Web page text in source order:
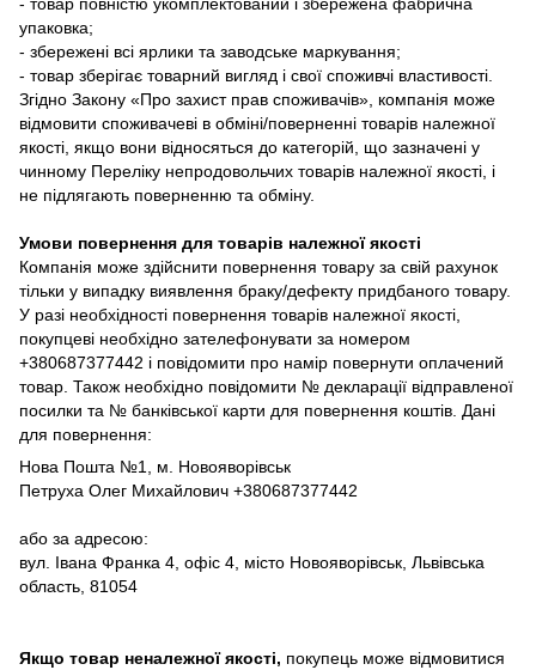
упаковка;
- збережені всі ярлики та заводське маркування;
- товар зберігає товарний вигляд і свої споживчі властивості.
Згідно Закону «Про захист прав споживачів», компанія може
відмовити споживачеві в обміні/поверненні товарів належної
якості, якщо вони відносяться до категорій, що зазначені у
чинному Переліку непродовольчих товарів належної якості, і
не підлягають поверненню та обміну.
Умови повернення для товарів належної якості
Компанія може здійснити повернення товару за свій рахунок
тільки у випадку виявлення браку/дефекту придбаного товару.
У разі необхідності повернення товарів належної якості,
покупцеві необхідно зателефонувати за номером
+380687377442 і повідомити про намір повернути оплачений
товар. Також необхідно повідомити № декларації відправленої
посилки та № банківської карти для повернення коштів. Дані
для повернення:
Нова Пошта №1, м. Новояворівськ
Петруха Олег Михайлович +380687377442
або за адресою:
вул. Івана Франка 4, офіс 4, місто Новояворівськ, Львівська
область, 81054
Якщо товар неналежної якості, покупець може відмовитися